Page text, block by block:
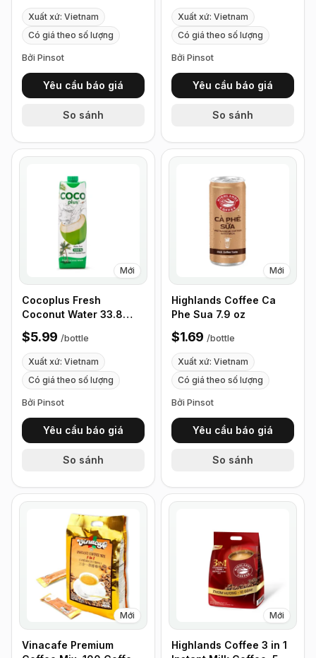
Xuất xứ: Vietnam
Có giá theo số lượng
Bởi Pinsot
Yêu cầu báo giá
So sánh
Xuất xứ: Vietnam
Có giá theo số lượng
Bởi Pinsot
Yêu cầu báo giá
So sánh
Mới
Cocoplus Fresh
Coconut Water 33.8
fl.oz
$5.99 /bottle
Xuất xứ: Vietnam
Có giá theo số lượng
Bởi Pinsot
Yêu cầu báo giá
So sánh
Mới
Highlands Coffee Ca
Phe Sua 7.9 oz
$1.69 /bottle
Xuất xứ: Vietnam
Có giá theo số lượng
Bởi Pinsot
Yêu cầu báo giá
So sánh
Mới
Vinacafe Premium
Mới
Highlands Coffee 3 in 1